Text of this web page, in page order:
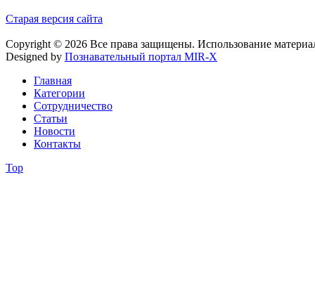
Старая версия сайта
Copyright © 2026 Все права защищены. Использование
Designed by Познавательный портал MIR-X
Главная
Категории
Сотрудничество
Статьи
Новости
Контакты
Top